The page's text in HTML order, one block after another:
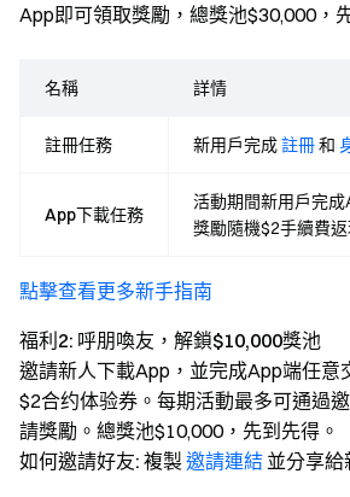
App即可領取獎勵，總獎池$30,000，
名稱 詳情
註冊任務 新用戶完成註冊和
App下載任務
活動期間新用戶完
獎勵隨機$2手續費返
點擊查看更多新手指南
福利2: 呼朋喚友，解鎖$10,000獎池
邀請新人下載App，並完成App端任意
$2合约体验券。每期活動最多可通過
請獎勵。總獎池$10,000，先到先得。
如何邀請好友: 複製邀請連結 並分享給